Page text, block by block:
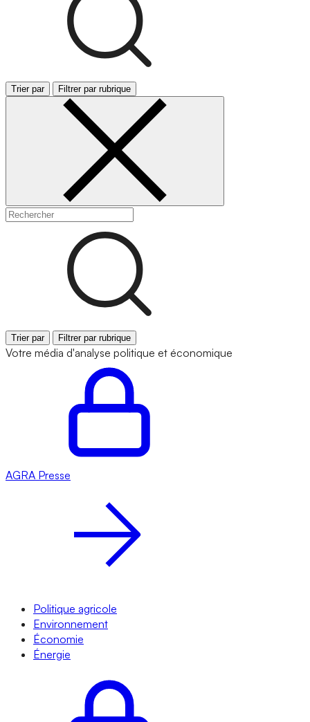
Trier par Filtrer par rubrique
Trier par Filtrer par rubrique
Votre média d'analyse politique et économique
AGRA Presse
Politique agricole
Environnement
Économie
Énergie